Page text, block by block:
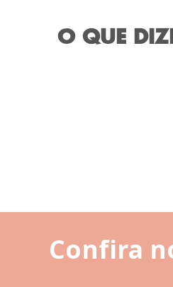
O QUE
Confira